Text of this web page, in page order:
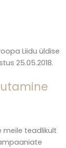
Liidu üldise
25.05.2018.
teadlikult